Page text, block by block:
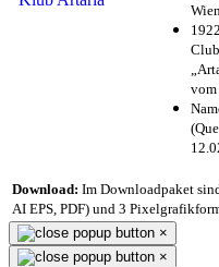
vom
Download: Im Downloadpaket
AI EPS, PDF) und 3
×
×